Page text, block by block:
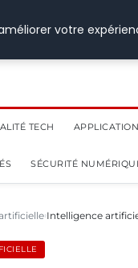
TECH
SÉCURITÉ
Intelligence
votre